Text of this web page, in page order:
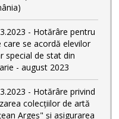
- Hotărâre pentru
se acordă elevilor
special de stat din
- august 2023
- Hotărâre privind
colecțiilor de artă
Argeș" și asigurarea